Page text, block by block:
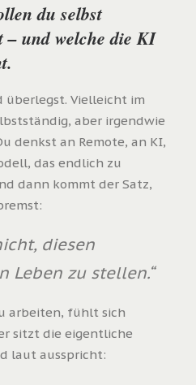
du selbst
– und welche die KI
überlegst. Vielleicht im
aber irgendwie
denkst an Remote, an KI,
das endlich zu
dann kommt der Satz,
diesen
Leben zu stellen.“
arbeiten, fühlt sich
sitzt die eigentliche
laut ausspricht: